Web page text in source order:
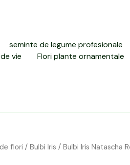
seminte de legume profesionale
vie
Flori plante ornamentale
flori / Bulbi Iris / Bulbi Iris Natascha
Prețul